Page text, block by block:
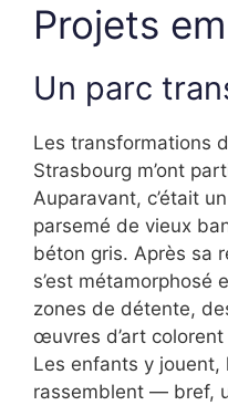
Projets
Un parc
Les transformations
Strasbourg m’ont
Auparavant, c’était
parsemé de vieux
béton gris. Après sa
s’est métamorphosé
zones de détente,
œuvres d’art
Les enfants y jouent,
rassemblent — bref,